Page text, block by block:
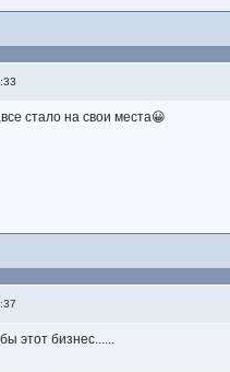
стало на свои места😀
этот бизнес......